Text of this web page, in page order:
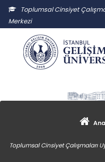
Toplumsal Cinsiyet
Merkezi
tccuam@gelisim.edu.tr
Toplumsal Cinsiyet Çalışmaları